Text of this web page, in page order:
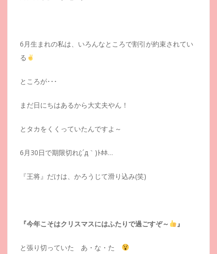
6月生まれの私は、いろんなところで割引が約束されてい
る
ところが･･･
まだ日にちはあるから大丈夫やん！
とタカをくくっていたんですよ～
6月30日で期限切れ(;´д｀)ﾄﾎﾎ…
『王将』だけは、かろうじて滑り込み(笑)
『今年こそはクリスマスにはふたりで過ごすぞ～ 』
と張り切っていた あ・な・た